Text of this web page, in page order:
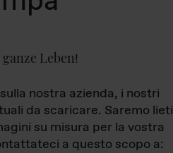
ganze Leben!
nostra azienda, i nostri
da scaricare. Saremo lieti
su misura per la vostra
a questo scopo a: